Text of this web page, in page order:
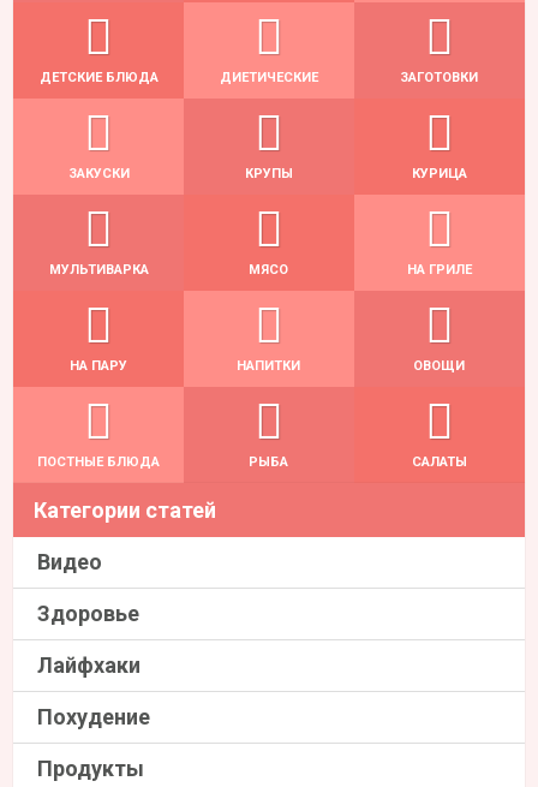
ДЕТСКИЕ БЛЮДА ДИЕТИЧЕСКИЕ ЗАГОТОВКИ
ЗАКУСКИ КРУПЫ КУРИЦА
МУЛЬТИВАРКА МЯСО НА ГРИЛЕ
НА ПАРУ НАПИТКИ ОВОЩИ
ПОСТНЫЕ БЛЮДА РЫБА САЛАТЫ
Категории статей
Видео
Здоровье
Лайфхаки
Похудение
Продукты